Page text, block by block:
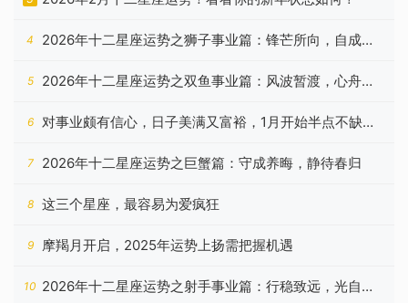
4
2026年十二星座运势之狮子事业篇：锋芒所向，自成山
5
2026年十二星座运势之双鱼事业篇：风波暂渡，心舟自
稳
6
对事业颇有信心，日子美满又富裕，1月开始半点不缺钱
7 2026年十二星座运势之巨蟹篇：守成养晦，静待春归
8 这三个星座，最容易为爱疯狂
9 摩羯月开启，2025年运势上扬需把握机遇
10 2026年十二星座运势之射手事业篇：行稳致远，光自心